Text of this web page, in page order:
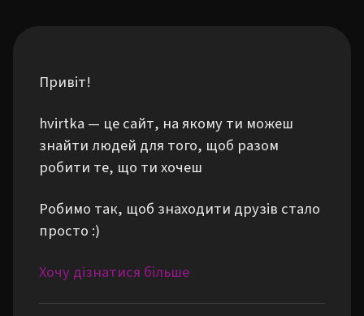
Привіт!
hvirtka — це сайт, на якому ти можеш
знайти людей для того, щоб разом
робити те, що ти хочеш
Робимо так, щоб знаходити друзів стало
просто :)
Хочу дізнатися більше